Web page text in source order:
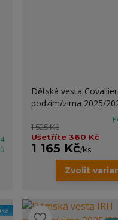
Dětská vesta
podzim/zima 2025/
1 525 Kč
Ušetříte 360 Kč
1 165 Kč/ks
Zvolit